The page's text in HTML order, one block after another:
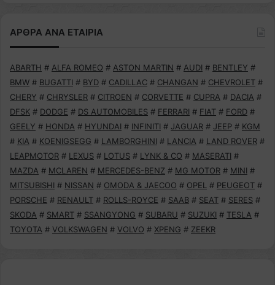
ΑΡΘΡΑ ΑΝΑ ΕΤΑΙΡΙΑ
ABARTH # ALFA ROMEO # ASTON MARTIN # AUDI # BENTLEY #
BMW # BUGATTI # BYD # CADILLAC # CHANGAN # CHEVROLET #
CHERY # CHRYSLER # CITROEN # CORVETTE # CUPRA # DACIA #
DFSK # DODGE # DS AUTOMOBILES # FERRARI # FIAT # FORD #
GEELY # HONDA # HYUNDAI # INFINITI # JAGUAR # JEEP # KGM
# KIA # KOENIGSEGG # LAMBORGHINI # LANCIA # LAND ROVER #
LEAPMOTOR # LEXUS # LOTUS # LYNK & CO # MASERATI #
MAZDA # MCLAREN # MERCEDES-BENZ # MG MOTOR # MINI #
MITSUBISHI # NISSAN # OMODA & JAECOO # OPEL # PEUGEOT #
PORSCHE # RENAULT # ROLLS-ROYCE # SAAB # SEAT # SERES #
SKODA # SMART # SSANGYONG # SUBARU # SUZUKI # TESLA #
TOYOTA # VOLKSWAGEN # VOLVO # XPENG # ZEEKR